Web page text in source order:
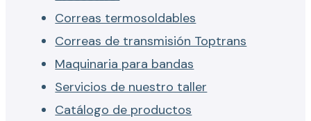
Correas termosoldables
Correas de transmisión Toptrans
Maquinaria para bandas
Servicios de nuestro taller
Catálogo de productos